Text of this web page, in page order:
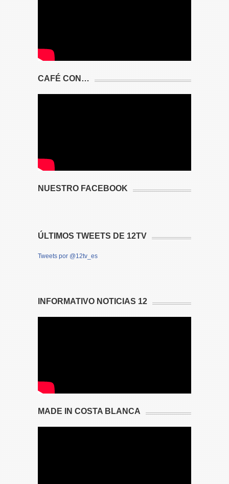
CAFÉ CON…
NUESTRO FACEBOOK
ÚLTIMOS TWEETS DE 12TV
Tweets por @12tv_es
INFORMATIVO NOTICIAS 12
MADE IN COSTA BLANCA